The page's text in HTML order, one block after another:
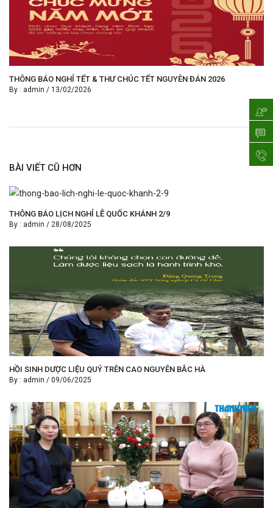
THÔNG BÁO NGHỈ TẾT & THƯ CHÚC TẾT NGUYÊN ĐÁN 2026
By : admin / 13/02/2026
BÀI VIẾT CŨ HƠN
THÔNG BÁO LỊCH NGHỈ LỄ QUỐC KHÁNH 2/9
By : admin / 28/08/2025
HỒI SINH DƯỢC LIỆU QUÝ TRÊN CAO NGUYÊN BẮC HÀ
By : admin / 09/06/2025